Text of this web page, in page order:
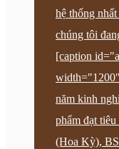
hệ thống
chúng tôi
[caption
năm kinh
phẩm đạt
(Hoa Kỳ),